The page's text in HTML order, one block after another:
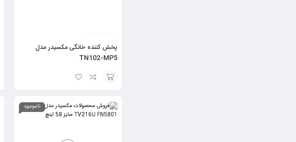
پخش کننده خانگی مکسیدر مدل
TN102-MP5
گزینه
ناموجود